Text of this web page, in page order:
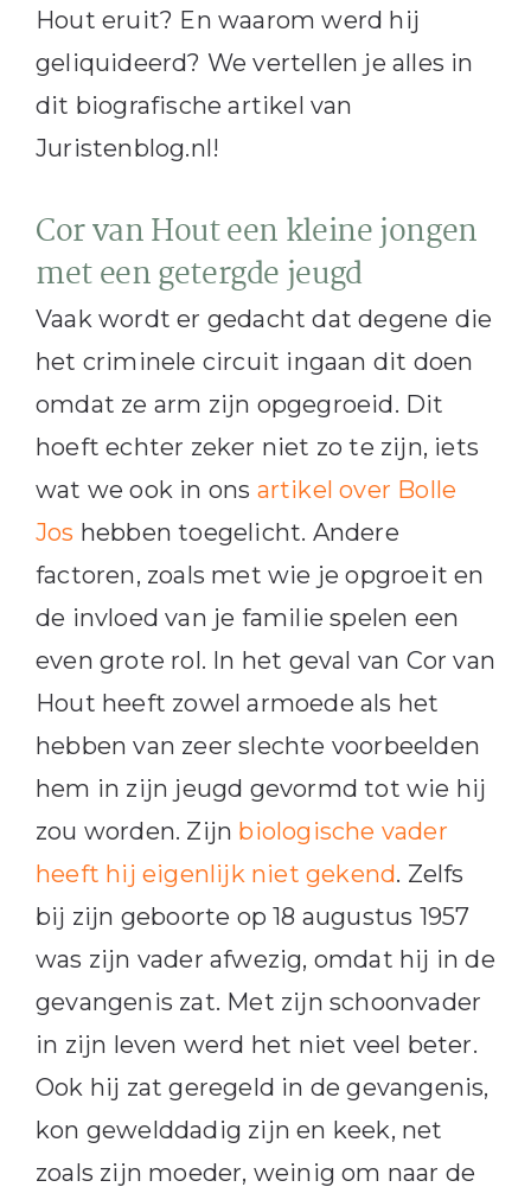
Hout eruit? En waarom werd hij
geliquideerd? We vertellen je alles in
dit biografische artikel van
Juristenblog.nl!
Cor van Hout een kleine jongen
met een getergde jeugd
Vaak wordt er gedacht dat degene die
het criminele circuit ingaan dit doen
omdat ze arm zijn opgegroeid. Dit
hoeft echter zeker niet zo te zijn, iets
wat we ook in ons artikel over Bolle
Jos hebben toegelicht. Andere
factoren, zoals met wie je opgroeit en
de invloed van je familie spelen een
even grote rol. In het geval van Cor van
Hout heeft zowel armoede als het
hebben van zeer slechte voorbeelden
hem in zijn jeugd gevormd tot wie hij
zou worden. Zijn biologische vader
heeft hij eigenlijk niet gekend. Zelfs
bij zijn geboorte op 18 augustus 1957
was zijn vader afwezig, omdat hij in de
gevangenis zat. Met zijn schoonvader
in zijn leven werd het niet veel beter.
Ook hij zat geregeld in de gevangenis,
kon gewelddadig zijn en keek, net
zoals zijn moeder, weinig om naar de